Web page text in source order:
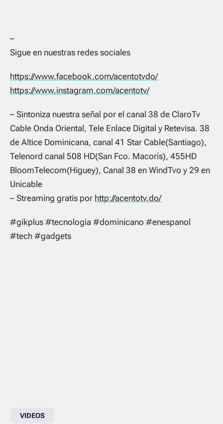
–
Sigue en nuestras redes sociales
https://www.facebook.com/acentotvdo/
https://www.instagram.com/acentotv/
– Sintoniza nuestra señal por el canal 38 de ClaroTv
Cable Onda Oriental, Tele Enlace Digital y Retevisa. 38
de Altice Dominicana, canal 41 Star Cable(Santiago),
Telenord canal 508 HD(San Fco. Macorís), 455HD
BloomTelecom(Higuey), Canal 38 en WindTvo y 29 en
Unicable
– Streaming gratis por http://acentotv.do/
#gikplus #tecnologia #dominicano #enespanol
#tech #gadgets
VIDEOS